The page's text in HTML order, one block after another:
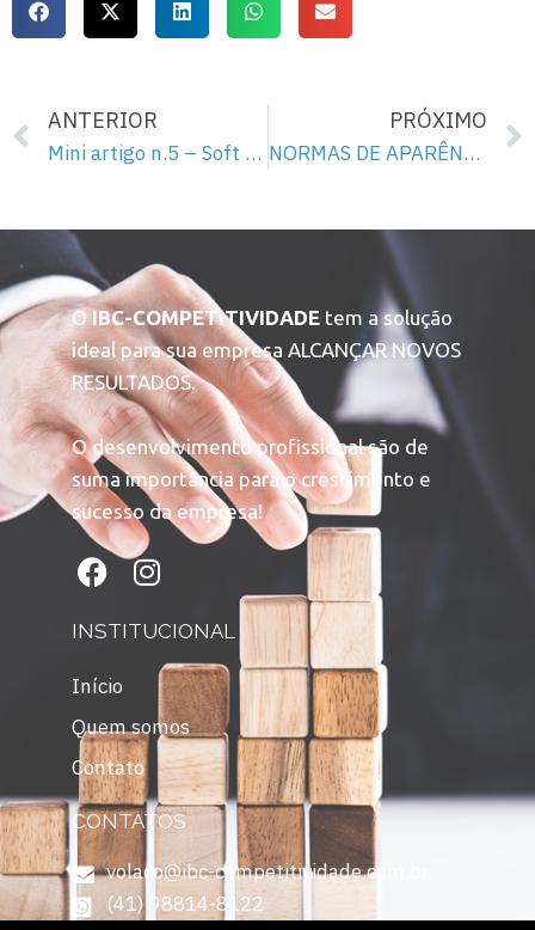
ANTERIOR
Mini artigo n.5 – Soft skills – importantes para o futuro
PRÓXIMO
NORMAS DE APARÊNCIA NA EMPRESA – Mulheres
O IBC-COMPETITIVIDADE tem a solução
ideal para sua empresa ALCANÇAR NOVOS
RESULTADOS.
O desenvolvimento profissional são de
suma importância para o crescimento e
sucesso da empresa!
INSTITUCIONAL
Início
Quem somos
Contato
CONTATOS
volaco@ibc-competitividade.com.br
(41) 98814-8122